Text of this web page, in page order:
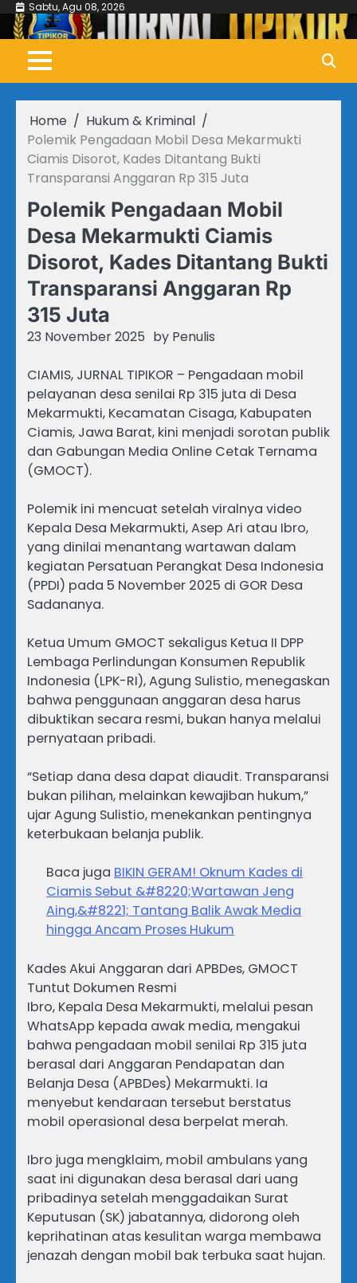
Skip
content
Sabtu, Agu 08, 2026
Home
Hukum & Kriminal
Polemik Pengadaan Mobil Desa Mekarmukti
Ciamis Disorot, Kades Ditantang Bukti
Transparansi Anggaran Rp 315 Juta
Polemik Pengadaan Mobil
Desa Mekarmukti Ciamis
Disorot, Kades Ditantang Bukti
Transparansi Anggaran Rp
315 Juta
23 November 2025 by Penulis
CIAMIS, JURNAL TIPIKOR – Pengadaan mobil
pelayanan desa senilai Rp 315 juta di Desa
Mekarmukti, Kecamatan Cisaga, Kabupaten
Ciamis, Jawa Barat, kini menjadi sorotan publik
dan Gabungan Media Online Cetak Ternama
(GMOCT).
Polemik ini mencuat setelah viralnya video
Kepala Desa Mekarmukti, Asep Ari atau Ibro,
yang dinilai menantang wartawan dalam
kegiatan Persatuan Perangkat Desa Indonesia
(PPDI) pada 5 November 2025 di GOR Desa
Sadananya.
Ketua Umum GMOCT sekaligus Ketua II DPP
Lembaga Perlindungan Konsumen Republik
Indonesia (LPK-RI), Agung Sulistio, menegaskan
bahwa penggunaan anggaran desa harus
dibuktikan secara resmi, bukan hanya melalui
pernyataan pribadi.
“Setiap dana desa dapat diaudit. Transparansi
bukan pilihan, melainkan kewajiban hukum,”
ujar Agung Sulistio, menekankan pentingnya
keterbukaan belanja publik.
Baca juga BIKIN GERAM! Oknum Kades di
Ciamis Sebut &#8220;Wartawan Jeng
Aing,&#8221; Tantang Balik Awak Media
hingga Ancam Proses Hukum
Kades Akui Anggaran dari APBDes, GMOCT
Tuntut Dokumen Resmi
Ibro, Kepala Desa Mekarmukti, melalui pesan
WhatsApp kepada awak media, mengakui
bahwa pengadaan mobil senilai Rp 315 juta
berasal dari Anggaran Pendapatan dan
Belanja Desa (APBDes) Mekarmukti. Ia
menyebut kendaraan tersebut berstatus
mobil operasional desa berpelat merah.
Ibro juga mengklaim, mobil ambulans yang
saat ini digunakan desa berasal dari uang
pribadinya setelah menggadaikan Surat
Keputusan (SK) jabatannya, didorong oleh
keprihatinan atas kesulitan warga membawa
jenazah dengan mobil bak terbuka saat hujan.